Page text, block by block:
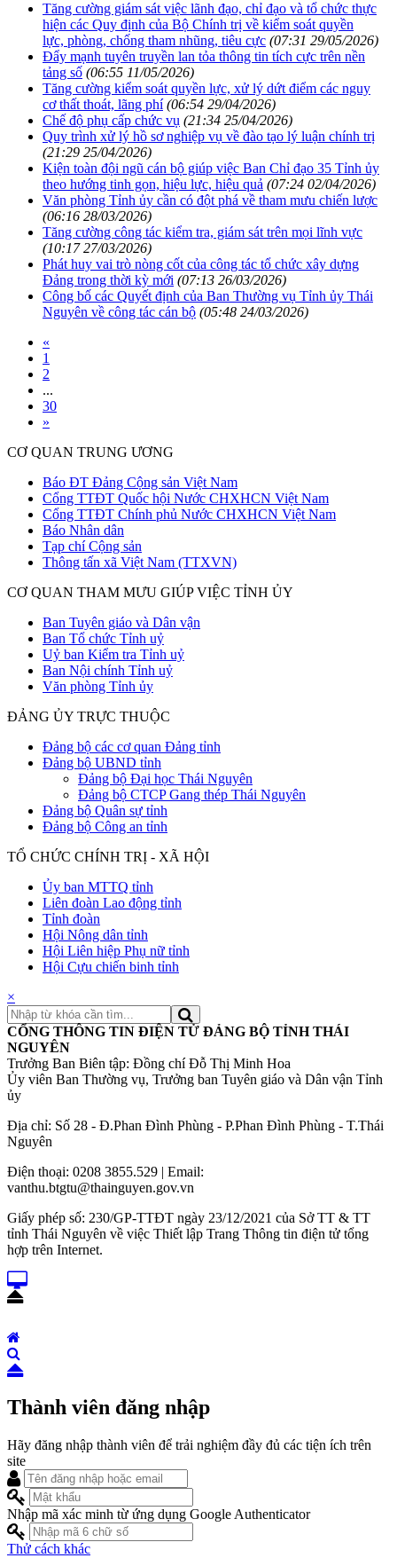
Tăng cường giám sát việc lãnh đạo, chỉ đạo và tổ chức thực
hiện các Quy định của Bộ Chính trị về kiểm soát quyền
lực, phòng, chống tham nhũng, tiêu cực (07:31 29/05/2026)
Đẩy mạnh tuyên truyền lan tỏa thông tin tích cực trên nền
tảng số (06:55 11/05/2026)
Tăng cường kiểm soát quyền lực, xử lý dứt điểm các nguy
cơ thất thoát, lãng phí (06:54 29/04/2026)
Chế độ phụ cấp chức vụ (21:34 25/04/2026)
Quy trình xử lý hồ sơ nghiệp vụ về đào tạo lý luận chính trị
(21:29 25/04/2026)
Kiện toàn đội ngũ cán bộ giúp việc Ban Chỉ đạo 35 Tỉnh ủy
theo hướng tinh gọn, hiệu lực, hiệu quả (07:24 02/04/2026)
Văn phòng Tỉnh ủy cần có đột phá về tham mưu chiến lược
(06:16 28/03/2026)
Tăng cường công tác kiểm tra, giám sát trên mọi lĩnh vực
(10:17 27/03/2026)
Phát huy vai trò nòng cốt của công tác tổ chức xây dựng
Đảng trong thời kỳ mới (07:13 26/03/2026)
Công bố các Quyết định của Ban Thường vụ Tỉnh ủy Thái
Nguyên về công tác cán bộ (05:48 24/03/2026)
«
1
2
...
30
»
CƠ QUAN TRUNG ƯƠNG
Báo ĐT Đảng Cộng sản Việt Nam
Cổng TTĐT Quốc hội Nước CHXHCN Việt Nam
Cổng TTĐT Chính phủ Nước CHXHCN Việt Nam
Báo Nhân dân
Tạp chí Cộng sản
Thông tấn xã Việt Nam (TTXVN)
CƠ QUAN THAM MƯU GIÚP VIỆC TỈNH ỦY
Ban Tuyên giáo và Dân vận
Ban Tổ chức Tỉnh uỷ
Uỷ ban Kiểm tra Tỉnh uỷ
Ban Nội chính Tỉnh uỷ
Văn phòng Tỉnh ủy
ĐẢNG ỦY TRỰC THUỘC
Đảng bộ các cơ quan Đảng tỉnh
Đảng bộ UBND tỉnh
Đảng bộ Đại học Thái Nguyên
Đảng bộ CTCP Gang thép Thái Nguyên
Đảng bộ Quân sự tỉnh
Đảng bộ Công an tỉnh
TỔ CHỨC CHÍNH TRỊ - XÃ HỘI
Ủy ban MTTQ tỉnh
Liên đoàn Lao động tỉnh
Tỉnh đoàn
Hội Nông dân tỉnh
Hội Liên hiệp Phụ nữ tỉnh
Hội Cựu chiến binh tỉnh
×
CỔNG THÔNG TIN ĐIỆN TỬ ĐẢNG BỘ TỈNH THÁI
NGUYÊN
Trưởng Ban Biên tập: Đồng chí Đỗ Thị Minh Hoa
Ủy viên Ban Thường vụ, Trưởng ban Tuyên giáo và Dân vận Tỉnh
ủy
Địa chỉ: Số 28 - Đ.Phan Đình Phùng - P.Phan Đình Phùng - T.Thái
Nguyên
Điện thoại: 0208 3855.529 | Email:
vanthu.btgtu@thainguyen.gov.vn
Giấy phép số: 230/GP-TTĐT ngày 23/12/2021 của Sở TT & TT
tỉnh Thái Nguyên về việc Thiết lập Trang Thông tin điện tử tổng
hợp trên Internet.
Thành viên đăng nhập
Hãy đăng nhập thành viên để trải nghiệm đầy đủ các tiện ích trên
site
Nhập mã xác minh từ ứng dụng Google Authenticator
Thử cách khác